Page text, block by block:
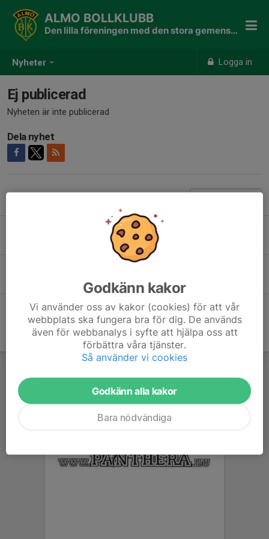
Nyheter Logga in
ALMO BOLLKLUBB
Den lilla föreningen med den stora gemenskapen
Ej publicerad
Nyheten är inte publicerad
Dela nyhet
Almo-tipset hösten 2026
0
14 jan, 13:45 0
Godkänn kakor
Vi använder oss av kakor (cookies) för att vår
webbplats ska fungera bra för dig. De används
även för webbanalys i syfte att hjälpa oss att
förbättra våra tjänster.
Så använder vi cookies
Godkänn alla kakor
Bara nödvändiga